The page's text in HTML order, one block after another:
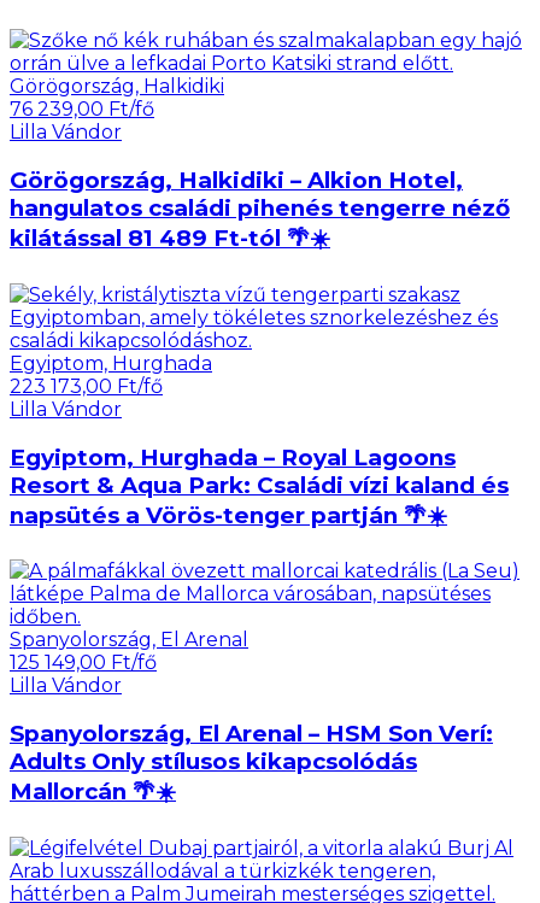
Görögország, Halkidiki
76 239,00 Ft/fő
Lilla Vándor
Görögország, Halkidiki – Alkion Hotel,
hangulatos családi pihenés tengerre néző
kilátással 81 489 Ft-tól 🌴☀️
Egyiptom, Hurghada
223 173,00 Ft/fő
Lilla Vándor
Egyiptom, Hurghada – Royal Lagoons
Resort & Aqua Park: Családi vízi kaland és
napsütés a Vörös-tenger partján 🌴☀️
Spanyolország, El Arenal
125 149,00 Ft/fő
Lilla Vándor
Spanyolország, El Arenal – HSM Son Verí:
Adults Only stílusos kikapcsolódás
Mallorcán 🌴☀️